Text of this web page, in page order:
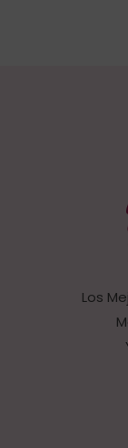
Los